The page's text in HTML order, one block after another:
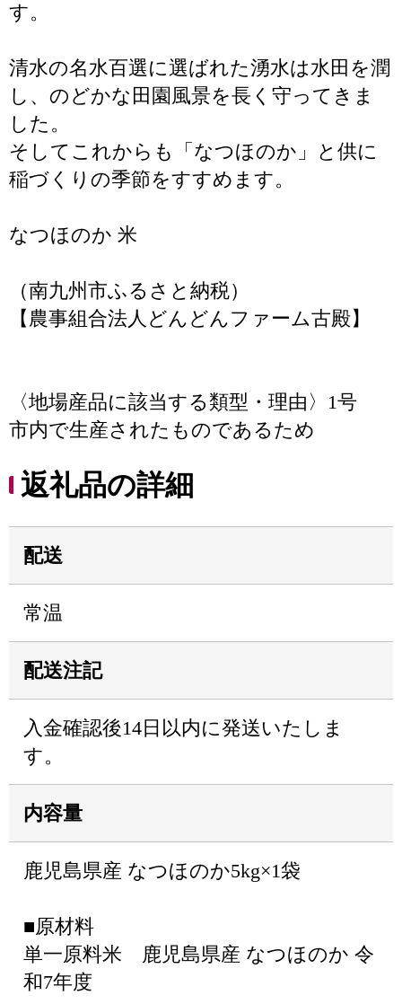
す。
清水の名水百選に選ばれた湧水は水田を潤
し、のどかな田園風景を長く守ってきま
した。
そしてこれからも「なつほのか」と供に
稲づくりの季節をすすめます。
なつほのか 米
（南九州市ふるさと納税）
【農事組合法人どんどんファーム古殿】
〈地場産品に該当する類型・理由〉1号
市内で生産されたものであるため
返礼品の詳細
配送
常温
配送注記
入金確認後14日以内に発送いたしま
す。
内容量
鹿児島県産 なつほのか5kg×1袋
■原材料
単一原料米 鹿児島県産 なつほのか 令
和7年度